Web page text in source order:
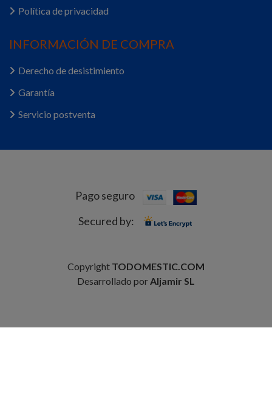
Política de privacidad
INFORMACIÓN DE COMPRA
Derecho de desistimiento
Garantía
Servicio postventa
Pago seguro
Secured by:
Copyright TODOMESTIC.COM
Desarrollado porAljamir SL